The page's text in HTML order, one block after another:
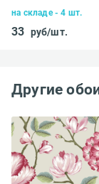
на складе - 4 шт.
33 руб/шт.
Другие